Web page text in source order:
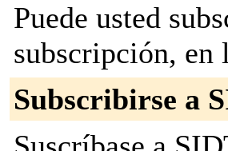
Puede usted
subscripción, en
Subscribirse a